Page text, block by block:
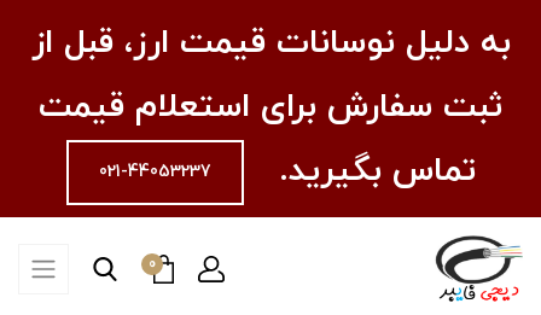
به دلیل نوسانات قیمت ارز، قبل از
ثبت سفارش برای استعلام قیمت
تماس بگیرید.
021-44053237
0